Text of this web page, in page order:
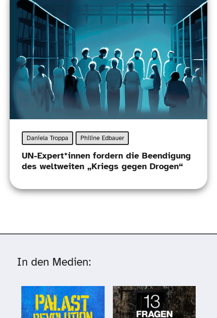
Daniela Troppa Philine Edbauer
UN-Expert*innen fordern die Beendigung
des weltweiten „Kriegs gegen Drogen“
In den Medien: